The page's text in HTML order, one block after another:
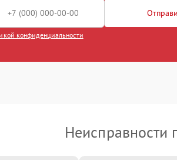
конфиденциальности
Неисправности